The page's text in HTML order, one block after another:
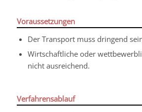
Voraussetzungen
Der Transport muss dringend
Wirtschaftliche oder
nicht ausreichend.
Verfahrensablauf